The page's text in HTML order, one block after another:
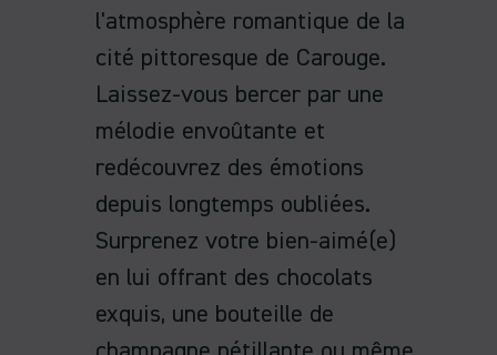
l'atmosphère romantique de la
cité pittoresque de Carouge.
Laissez-vous bercer par une
mélodie envoûtante et
redécouvrez des émotions
depuis longtemps oubliées.
Surprenez votre bien-aimé(e)
en lui offrant des chocolats
exquis, une bouteille de